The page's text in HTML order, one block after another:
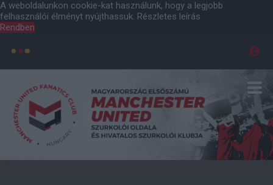
A weboldalunkon cookie-kat használunk, hogy a legjobb
felhasználói élményt nyújthassuk. Részletes leírás
Rendben